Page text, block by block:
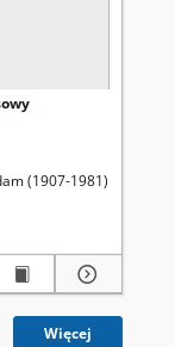
(1907-1981)
Więcej